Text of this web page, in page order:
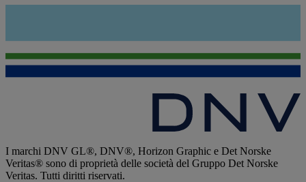
I marchi DNV GL®, DNV®, Horizon Graphic e Det Norske
Veritas® sono di proprietà delle società del Gruppo Det Norske
Veritas. Tutti diritti riservati.